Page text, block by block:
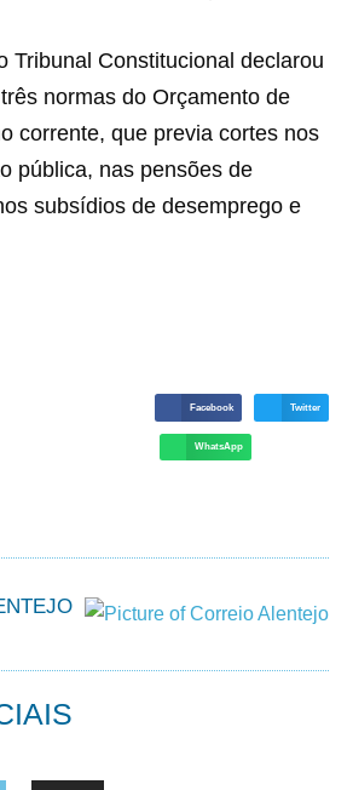
Tribunal Constitucional declarou
normas do Orçamento de
corrente, que previa cortes nos
pública, nas pensões de
subsídios de desemprego e
Facebook Twitter
WhatsApp